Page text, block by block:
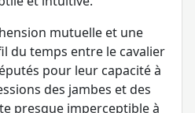
mutuelle et une
du temps entre le cavalier
pour leur capacité à
des jambes et des
presque imperceptible à